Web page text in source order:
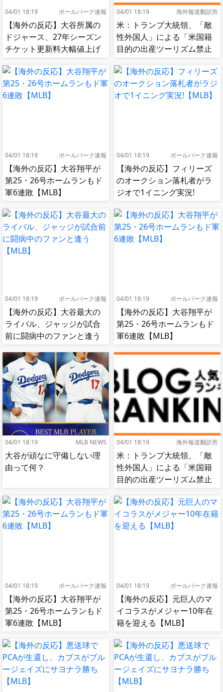
04/01 18:19 ボールパーク速報
【海外の反応】大谷所属の
ドジャース、27年シーズン
チケット更新料大幅値上げ
04/01 18:19 海外報道翻訳所
米：トランプ大統領、「敵
性外国人」による「米国籍
目的の出産ツーリズム禁止
へ[海外の反応]
04/01 18:19 ボールパーク速報
【海外の反応】大谷翔平が
第25・26号ホームランもド
軍6連敗【MLB】
04/01 18:19 ボールパーク速報
【海外の反応】フィリーズ
のオークション落札者がラ
ジオで1イニング実況!
04/01 18:19 ボールパーク速報
【海外の反応】大谷最大の
ライバル、ジャッジが試合
前に闘病中のファンと逢う
04/01 18:19 ボールパーク速報
【海外の反応】大谷翔平が
第25・26号ホームランもド
軍6連敗【MLB】
04/01 18:19 MLB NEWS
大谷が頑なに守備しない理
由って何？
04/01 18:19 海外報道翻訳所
米：トランプ大統領、「敵
性外国人」による「米国籍
目的の出産ツーリズム禁止
へ[海外の反応]
04/01 18:19 ボールパーク速報
【海外の反応】大谷翔平が
第25・26号ホームランもド
軍6連敗【MLB】
04/01 18:19 ボールパーク速報
【海外の反応】元巨人のマ
イコラスがメジャー10年在
籍を迎える【MLB】